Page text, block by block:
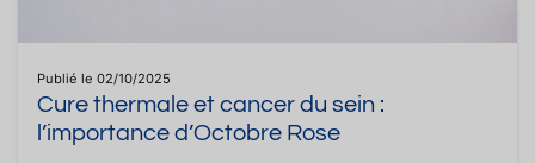
Publié le 02/10/2025
Cure thermale et cancer du sein :
l’importance d’Octobre Rose